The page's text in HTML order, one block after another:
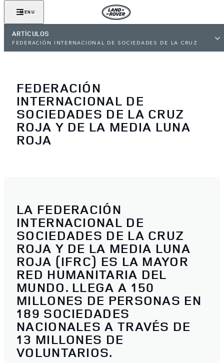
MENU
ARTÍCULOS
FEDERACIÓN INTERNACIONAL DE SOCIEDADES DE LA CRUZ
FEDERACIÓN
INTERNACIONAL DE
SOCIEDADES DE LA CRUZ
ROJA Y DE LA MEDIA LUNA
ROJA
LA FEDERACIÓN
INTERNACIONAL DE
SOCIEDADES DE LA CRUZ
ROJA Y DE LA MEDIA LUNA
ROJA (IFRC) ES LA MAYOR
RED HUMANITARIA DEL
MUNDO. LLEGA A 150
MILLONES DE PERSONAS EN
189 SOCIEDADES
NACIONALES A TRAVÉS DE
13 MILLONES DE
VOLUNTARIOS.